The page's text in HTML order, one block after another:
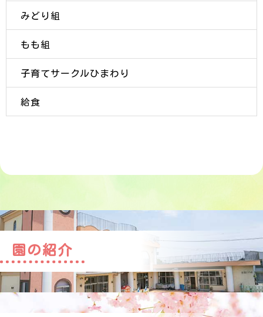
みどり組
もも組
子育てサークルひまわり
給食
園の紹介